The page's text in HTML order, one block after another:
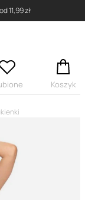
11,99 zł
Koszyk